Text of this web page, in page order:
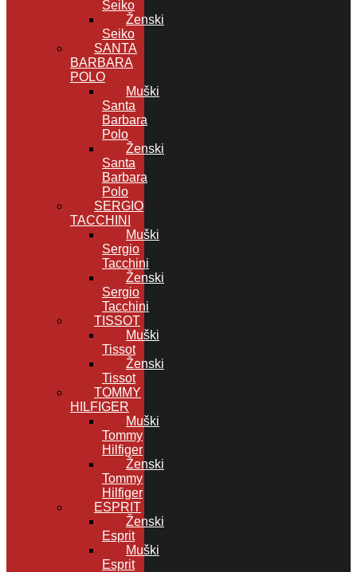
Seiko
Ženski
Seiko
SANTA
BARBARA
POLO
Muški
Santa
Barbara
Polo
Ženski
Santa
Barbara
Polo
SERGIO
TACCHINI
Muški
Sergio
Tacchini
Ženski
Sergio
Tacchini
TISSOT
Muški
Tissot
Ženski
Tissot
TOMMY
HILFIGER
Muški
Tommy
Hilfiger
Ženski
Tommy
Hilfiger
ESPRIT
Ženski
Esprit
Muški
Esprit